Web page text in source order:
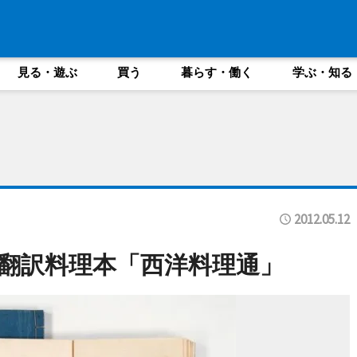
見る・遊ぶ 買う 暮らす・働く 学ぶ・知る
2012.05.12
訳料理本「西洋料理通」